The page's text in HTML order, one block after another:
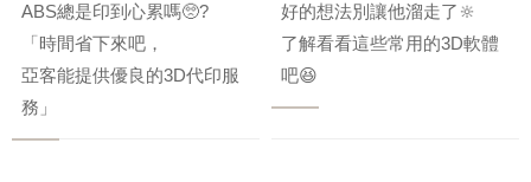
ABS總是印到心累嗎🥺?
「時間省下來吧，
亞客能提供優良的3D代印服
務」
【Bambu Lab 3D列印
機】
好的想法別讓他溜走了🔆
了解看看這些常用的3D軟體
吧😆